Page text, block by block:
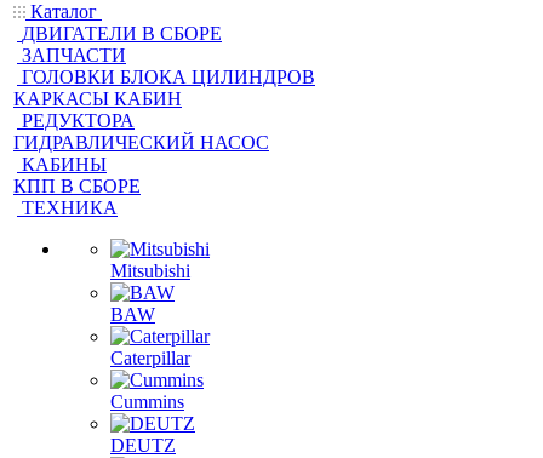
Каталог
ДВИГАТЕЛИ В СБОРЕ
ЗАПЧАСТИ
ГОЛОВКИ БЛОКА ЦИЛИНДРОВ
КАРКАСЫ КАБИН
РЕДУКТОРА
ГИДРАВЛИЧЕСКИЙ НАСОС
КАБИНЫ
КПП В СБОРЕ
ТЕХНИКА
Mitsubishi
BAW
Caterpillar
Cummins
DEUTZ